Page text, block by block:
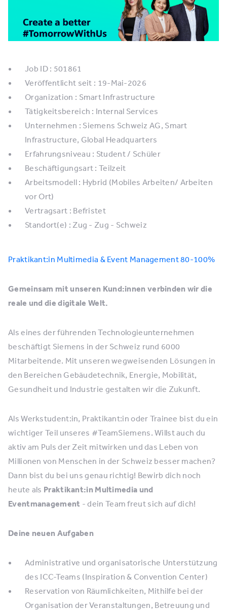
Job ID : 501861
Veröffentlicht seit : 19-Mai-2026
Organization : Smart Infrastructure
Tätigkeitsbereich : Internal Services
Unternehmen : Siemens Schweiz AG, Smart
Infrastructure, Global Headquarters
Erfahrungsniveau : Student / Schüler
Beschäftigungsart : Teilzeit
Arbeitsmodell : Hybrid (Mobiles Arbeiten/ Arbeiten
vor Ort)
Vertragsart : Befristet
Standort(e) : Zug - Zug - Schweiz
Praktikant:in Multimedia & Event Management 80-100%
Gemeinsam mit unseren Kund:innen verbinden wir die
reale und die digitale Welt.
Als eines der führenden Technologieunternehmen
beschäftigt Siemens in der Schweiz rund 6000
Mitarbeitende. Mit unseren wegweisenden Lösungen in
den Bereichen Gebäudetechnik, Energie, Mobilität,
Gesundheit und Industrie gestalten wir die Zukunft.
Als Werkstudent:in, Praktikant:in oder Trainee bist du ein
wichtiger Teil unseres #TeamSiemens. Willst auch du
aktiv am Puls der Zeit mitwirken und das Leben von
Millionen von Menschen in der Schweiz besser machen?
Dann bist du bei uns genau richtig! Bewirb dich noch
heute als Praktikant:in Multimedia und
Eventmanagement - dein Team freut sich auf dich!
Deine neuen Aufgaben
Administrative und organisatorische Unterstützung
des ICC-Teams (Inspiration & Convention Center)
Reservation von Räumlichkeiten, Mithilfe bei der
Organisation der Veranstaltungen, Betreuung und